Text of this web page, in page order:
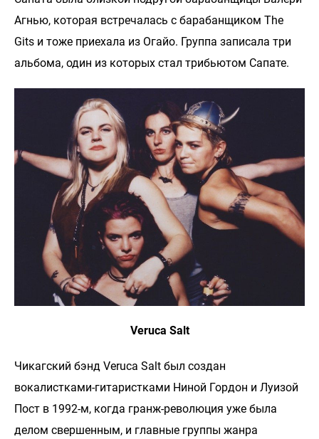
Агнью, которая встречалась с барабанщиком The
Gits и тоже приехала из Огайо. Группа записала три
альбома, один из которых стал трибьютом Сапате.
Veruca Salt
Чикагский бэнд Veruca Salt был создан
вокалистками-гитаристками Ниной Гордон и Луизой
Пост в 1992-м, когда гранж-революция уже была
делом свершенным, и главные группы жанра